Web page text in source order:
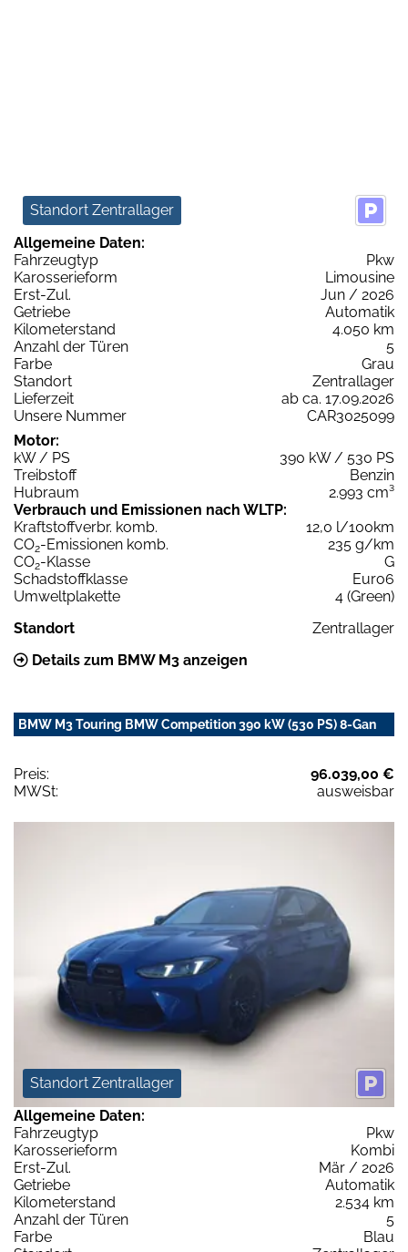
Standort Zentrallager
Allgemeine Daten:
Fahrzeugtyp
Pkw
Karosserieform
Limousine
Erst-Zul.
Jun / 2026
Getriebe
Automatik
Kilometerstand
4.050 km
Anzahl der Türen
5
Farbe
Grau
Standort
Zentrallager
Lieferzeit
ab ca. 17.09.2026
Unsere Nummer
CAR3025099
Motor:
kW / PS
390 kW / 530 PS
Treibstoff
Benzin
Hubraum
2.993 cm³
Verbrauch und Emissionen nach WLTP:
Kraftstoffverbr. komb.
12,0 l/100km
CO2-Emissionen komb.
235 g/km
CO2-Klasse
G
Schadstoffklasse
Euro6
Umweltplakette
4 (Green)
Standort
Zentrallager
Details zum BMW M3 anzeigen
BMW M3 Touring BMW Competition 390 kW (530 PS) 8-Gan
Preis:
96.039,00 €
MWSt:
ausweisbar
Standort Zentrallager
Allgemeine Daten:
Fahrzeugtyp
Pkw
Karosserieform
Kombi
Erst-Zul.
Mär / 2026
Getriebe
Automatik
Kilometerstand
2.534 km
Anzahl der Türen
5
Farbe
Blau